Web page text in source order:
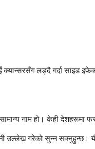
लड्दै गर्दा साइड
नाम हो। केही
उल्लेख गरेको सुन्न